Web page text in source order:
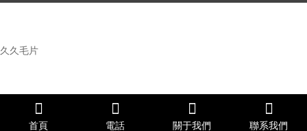
首頁 電話 關于我們 聯系我們
久久毛片